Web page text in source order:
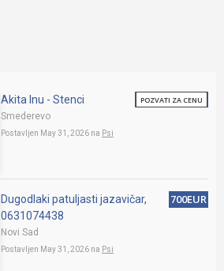
Akita Inu - Stenci
Smederevo
Postavljen May 31, 2026 na Psi
POZVATI ZA CENU
Dugodlaki patuljasti jazavičar,
0631074438
Novi Sad
Postavljen May 31, 2026 na Psi
700EUR